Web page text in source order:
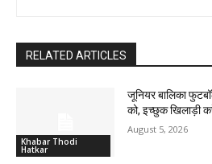
RELATED ARTICLES
Khabar Thodi
Hatkar
जूनियर बालिका
को, इच्छुक खिलाड़ी
August 5, 2026